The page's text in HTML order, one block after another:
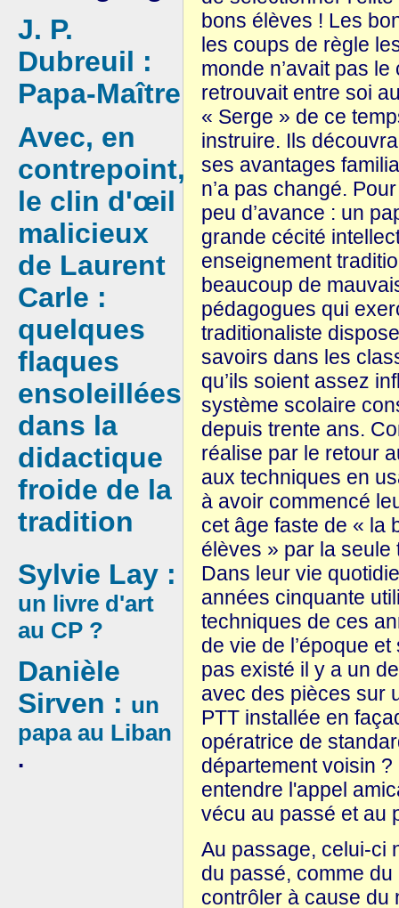
bons élèves ! Les
les coups de règle
monde n’avait pas
retrouvait entre soi
« Serge » de ce
instruire. Ils
ses avantages
n’a pas changé.
peu d’avance : un
grande cécité
enseignement
beaucoup de
pédagogues qui
traditionaliste
savoirs dans les
qu’ils soient assez
système scolaire
depuis trente ans.
réalise par le retour
aux techniques en
à avoir commencé
cet âge faste de « la
élèves » par la
Dans leur vie
années cinquante
techniques de ces
de vie de l’époque
pas existé il y a un
avec des pièces sur
PTT installée en
opératrice de
département voisin
entendre l'appel
vécu au passé et au
Au passage, celui-ci
du passé, comme
contrôler à cause du
J. P.
Dubreuil :
Papa-Maître
Avec, en
contrepoint,
le clin d'œil
malicieux
de Laurent
Carle :
quelques
flaques
ensoleillées
dans la
didactique
froide de la
tradition
Sylvie Lay :
un livre d'art
au CP ?
Danièle
Sirven : un
papa au Liban
.